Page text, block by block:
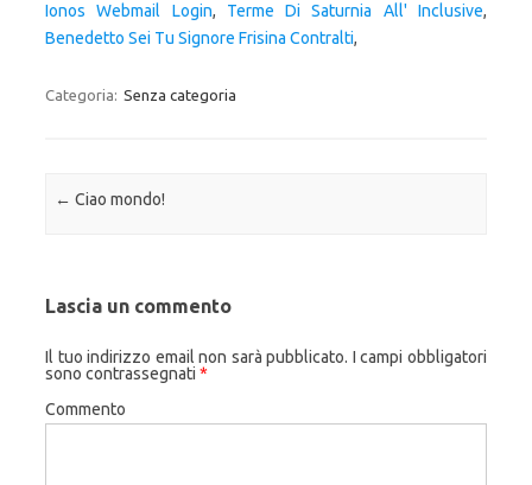
Ionos Webmail Login, Terme Di Saturnia All' Inclusive,
Benedetto Sei Tu Signore Frisina Contralti,
Categoria: Senza categoria
Navigazione articolo
← Ciao mondo!
Lascia un commento
Il tuo indirizzo email non sarà pubblicato. I campi obbligatori
sono contrassegnati *
Commento